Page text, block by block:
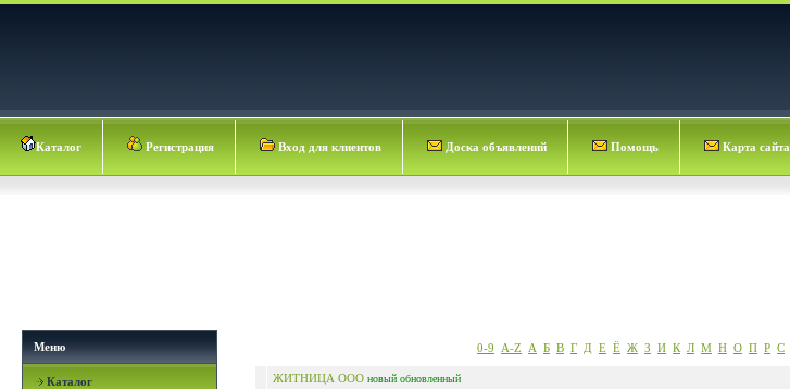
Каталог Регистрация Вход для клиентов Доска объявлений Помощь Карта сайта
Меню
Каталог
0-9 A-Z А Б В Г Д Е Ё Ж З И К Л М Н О П Р С
ЖИТНИЦА ООО новый обновленный